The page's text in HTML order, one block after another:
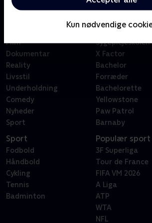
Kun nødvendige
Kategorier
Film
Dokumentar
Reality
Livsstil
Underholdning
Comedy
Nyheder
Sport
Badehotellet
Sygeplejeskolen
X Factor
Bachelor
Forræder
Bachelorette
Yellowstone
Paw Patrol
Barnaby
Sport
Fodbold
Håndbold
Cykling
Tennis
Badminton
Populær sport
3F Superliga
Tour de France
FIFA VM 2026
A Liga
ATP
WTA
NFL